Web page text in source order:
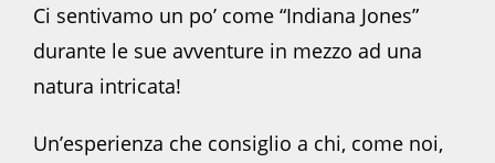
Ci sentivamo un po’ come “Indiana Jones”
durante le sue avventure in mezzo ad una
natura intricata!
Un’esperienza che consiglio a chi, come noi,